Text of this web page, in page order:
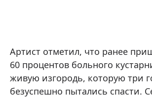
Артист отметил, что ранее
60 процентов больного
живую изгородь, которую три
безуспешно пытались спасти.